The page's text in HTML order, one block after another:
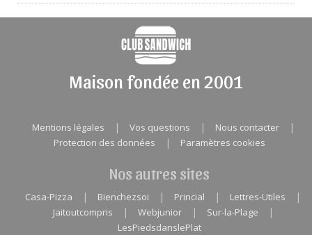
Maison fondée en 2001
Mentions légales | Vos questions | Nous contacter |
Protection des données | Paramètres cookies
Nos autres sites
Casa-Pizza | Bienchezsoi | Princial | Lettres-Utiles |
Jaitoutcompris | Webjunior | Sur-la-Plage |
LesPiedsdanslePlat